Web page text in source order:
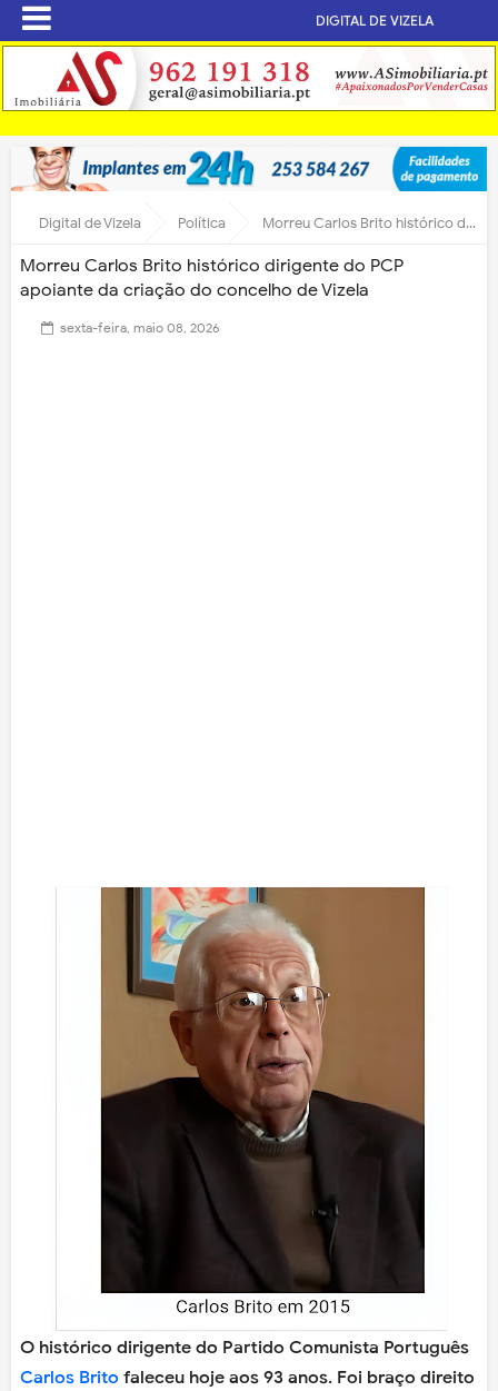
DIGITAL DE VIZELA
Digital de Vizela Política Morreu Carlos Brito histórico dirigente do PCP apoiante da criação do concelho de Vizela
Morreu Carlos Brito histórico dirigente do PCP
apoiante da criação do concelho de Vizela
sexta-feira, maio 08, 2026
O histórico dirigente do Partido Comunista Português
Carlos Brito faleceu hoje aos 93 anos. Foi braço direito